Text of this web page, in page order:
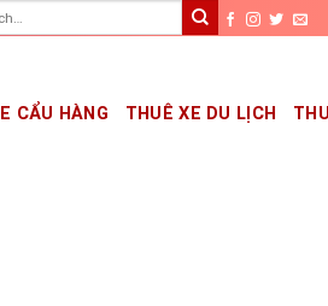
CẨU HÀNG THUÊ XE DU LỊCH